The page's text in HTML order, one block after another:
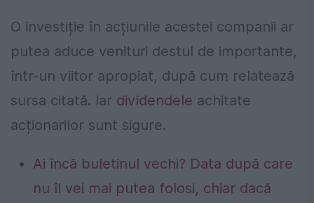
O investiție în acțiunile acestei companii ar
putea aduce venituri destul de importante,
într-un viitor apropiat, după cum relatează
sursa citată. Iar dividendele achitate
acționarilor sunt sigure.
Ai încă buletinul vechi? Data după care
nu îl vei mai putea folosi, chiar dacă